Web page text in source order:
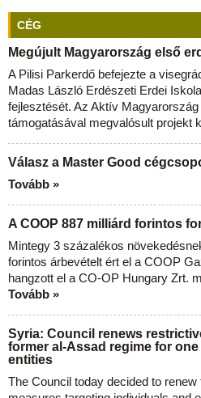
CÉG
Megújult Magyarország első
A Pilisi Parkerdő befejezte a
Madas László Erdészeti Erdei
fejlesztését. Az Aktív
támogatásával megvalósult projekt
Válasz a Master Good
Tovább »
A COOP 887 milliárd forintos
Mintegy 3 százalékos
forintos árbevételt ért el a COOP
hangzott el a CO-OP Hungary Zrt.
Tovább »
Syria: Council renews
former al-Assad regime for
entities
The Council today decided to renew